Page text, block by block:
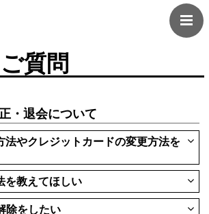
質問
・退会について
法やクレジットカードの変更方法を
を教えてほしい
除をしたい